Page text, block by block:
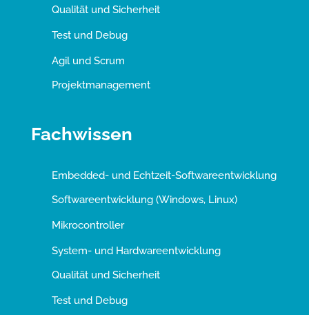
Qualität und Sicherheit
Test und Debug
Agil und Scrum
Projektmanagement
Fachwissen
Embedded- und Echtzeit-Softwareentwicklung
Softwareentwicklung (Windows, Linux)
Mikrocontroller
System- und Hardwareentwicklung
Qualität und Sicherheit
Test und Debug